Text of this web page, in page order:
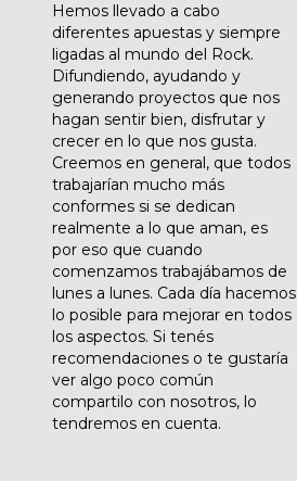
Hemos llevado a cabo
diferentes apuestas y siempre
ligadas al mundo del Rock.
Difundiendo, ayudando y
generando proyectos que nos
hagan sentir bien, disfrutar y
crecer en lo que nos gusta.
Creemos en general, que todos
trabajarían mucho más
conformes si se dedican
realmente a lo que aman, es
por eso que cuando
comenzamos trabajábamos de
lunes a lunes. Cada día hacemos
lo posible para mejorar en todos
los aspectos. Si tenés
recomendaciones o te gustaría
ver algo poco común
compartilo con nosotros, lo
tendremos en cuenta.